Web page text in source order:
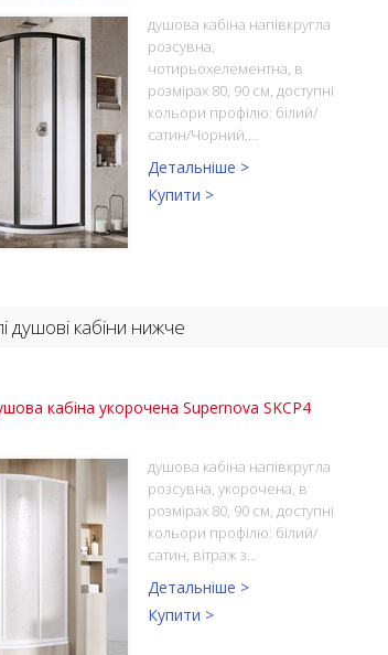
душова кабіна напівкругла
розсувна,
чотирьохелементна, в
розмірах 80, 90 см, доступні
кольори профілю: білий/
сатин/Чорний,…
Детальніше >
Купити >
душові кабіни нижче
кабіна укорочена Supernova SKCP4
душова кабіна напівкругла
розсувна, укорочена, в
розмірах 80, 90 см, доступні
кольори профілю: білий/
сатин, вітраж з…
Детальніше >
Купити >